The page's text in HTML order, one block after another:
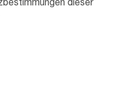
dieser